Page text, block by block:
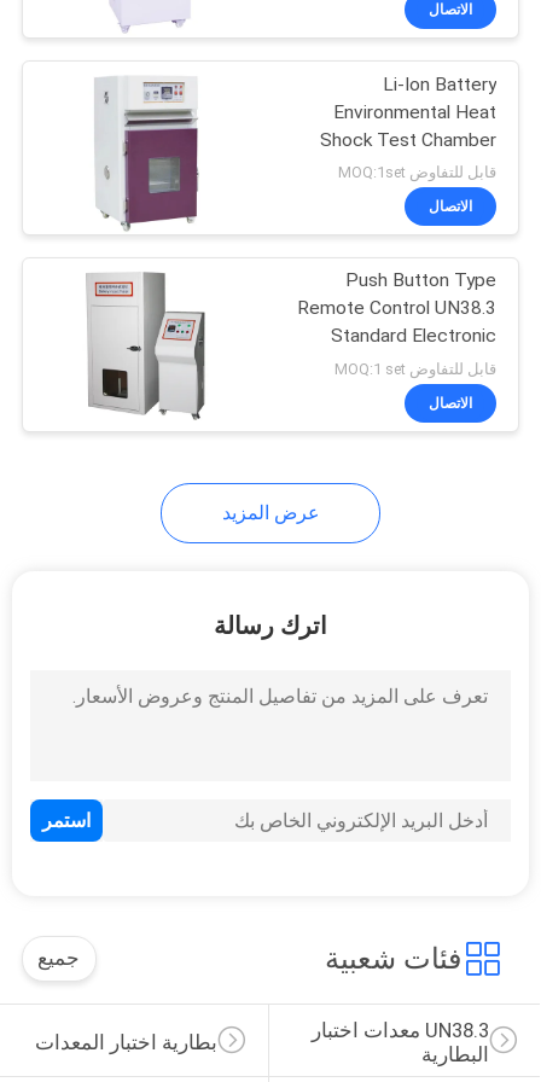
خوذة معدات الاختبار
15
معدات اختبار الأمتعة
8
كبل يختبر تجهيز
54
الاتصال
Li-Ion Battery
Environmental Heat
Shock Test Chamber
220V / 15A 50/60HZ
قابل للتفاوض MOQ:1set
الاتصال
Push Button Type
Remote Control UN38.3
Standard Electronic
Control Heavy Impact
Battery Lab Testing
Equipment
قابل للتفاوض MOQ:1 set
الاتصال
عرض المزيد
اترك رسالة
فئات شعبية جميع
بطارية اختبار المعدات
UN38.3 معدات اختبار
البطارية